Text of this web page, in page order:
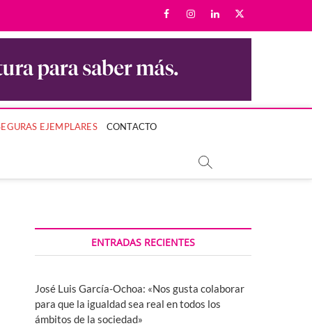
facebookinstagram
linkedintwitter
EJEMPLARES CONTACTO
ENTRADAS RECIENTES
José Luis García-Ochoa: «Nos gusta colaborar
para que la igualdad sea real en todos los
ámbitos de la sociedad»